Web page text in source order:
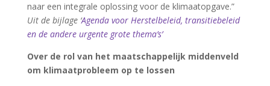
naar een integrale oplossing voor de klimaatopgave.”
Uit de bijlage ‘Agenda voor Herstelbeleid, transitiebeleid
en de andere urgente grote thema’s’
Over de rol van het maatschappelijk middenveld
om klimaatprobleem op te lossen